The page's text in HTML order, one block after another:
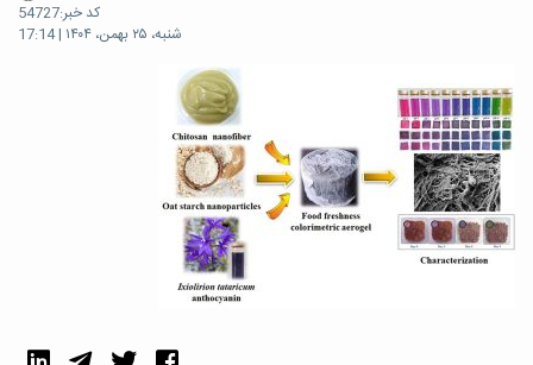
کد خبر:54727
شنبه، ۲۵ بهمن، ۱۴۰۴ | 17:14